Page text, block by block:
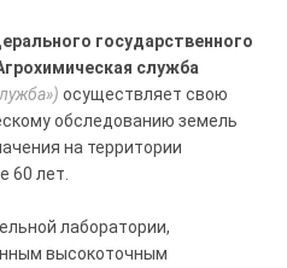
государственного
служба
осуществляет свою
обследованию земель
на территории
60 лет.
лаборатории,
высокоточным